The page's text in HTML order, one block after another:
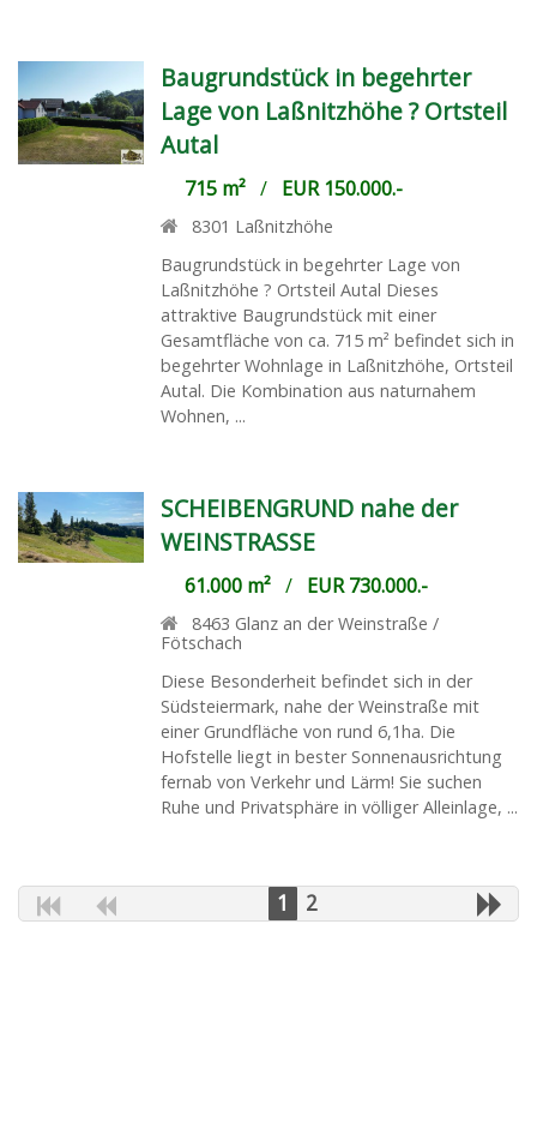
Baugrundstück in begehrter
Lage von Laßnitzhöhe ? Ortsteil
Autal
715 m²/ EUR 150.000.-
8301 Laßnitzhöhe
Baugrundstück in begehrter Lage von
Laßnitzhöhe ? Ortsteil Autal Dieses
attraktive Baugrundstück mit einer
Gesamtfläche von ca. 715 m² befindet sich in
begehrter Wohnlage in Laßnitzhöhe, Ortsteil
Autal. Die Kombination aus naturnahem
Wohnen, ...
SCHEIBENGRUND nahe der
WEINSTRASSE
61.000 m²/ EUR 730.000.-
8463 Glanz an der Weinstraße /
Fötschach
Diese Besonderheit befindet sich in der
Südsteiermark, nahe der Weinstraße mit
einer Grundfläche von rund 6,1ha. Die
Hofstelle liegt in bester Sonnenausrichtung
fernab von Verkehr und Lärm! Sie suchen
Ruhe und Privatsphäre in völliger Alleinlage, ...
1 2